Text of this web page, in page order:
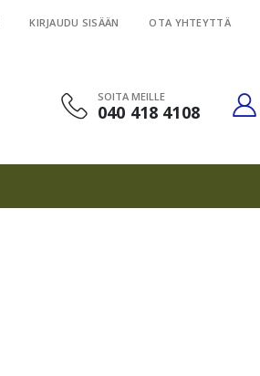
KIRJAUDU SISÄÄN OTA YHTEYTTÄ
SOITA MEILLE
040 418 4108